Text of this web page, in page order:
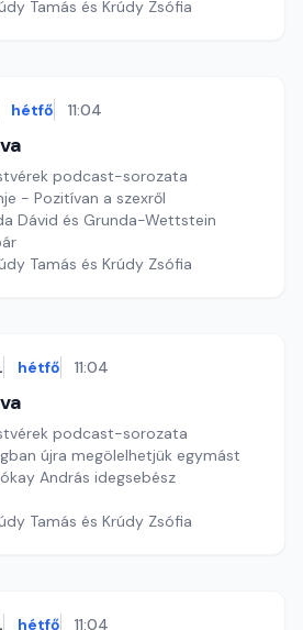
Tamás és Krúdy Zsófia
hétfő 11:04
podcast-sorozata
- Pozitívan a szexről
Dávid és Grunda-Wettstein
Tamás és Krúdy Zsófia
hétfő 11:04
podcast-sorozata
újra megölelhetjük egymást
András idegsebész
Tamás és Krúdy Zsófia
hétfő 11:04